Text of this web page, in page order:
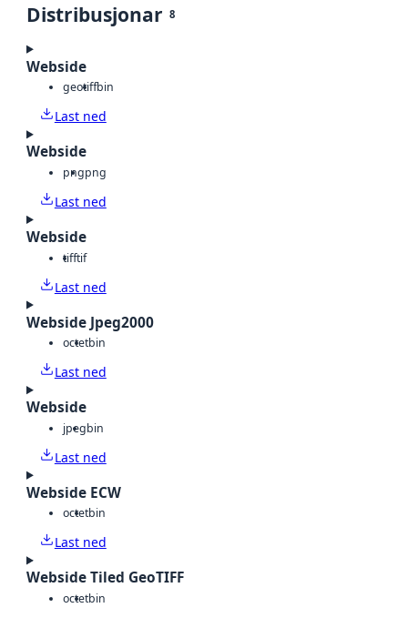
Distribusjonar 8
Webside
geotiffbin
Last ned
Webside
pngpng
Last ned
Webside
tifftif
Last ned
Webside Jpeg2000
octetbin
Last ned
Webside
jpegbin
Last ned
Webside ECW
octetbin
Last ned
Webside Tiled GeoTIFF
octetbin